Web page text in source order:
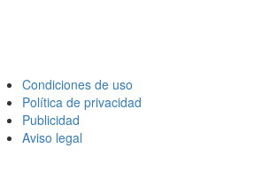
Condiciones de uso
Política de privacidad
Publicidad
Aviso legal